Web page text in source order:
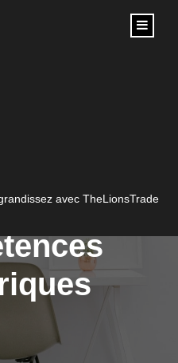
avec TheLionsTrade
Digital :
Vos